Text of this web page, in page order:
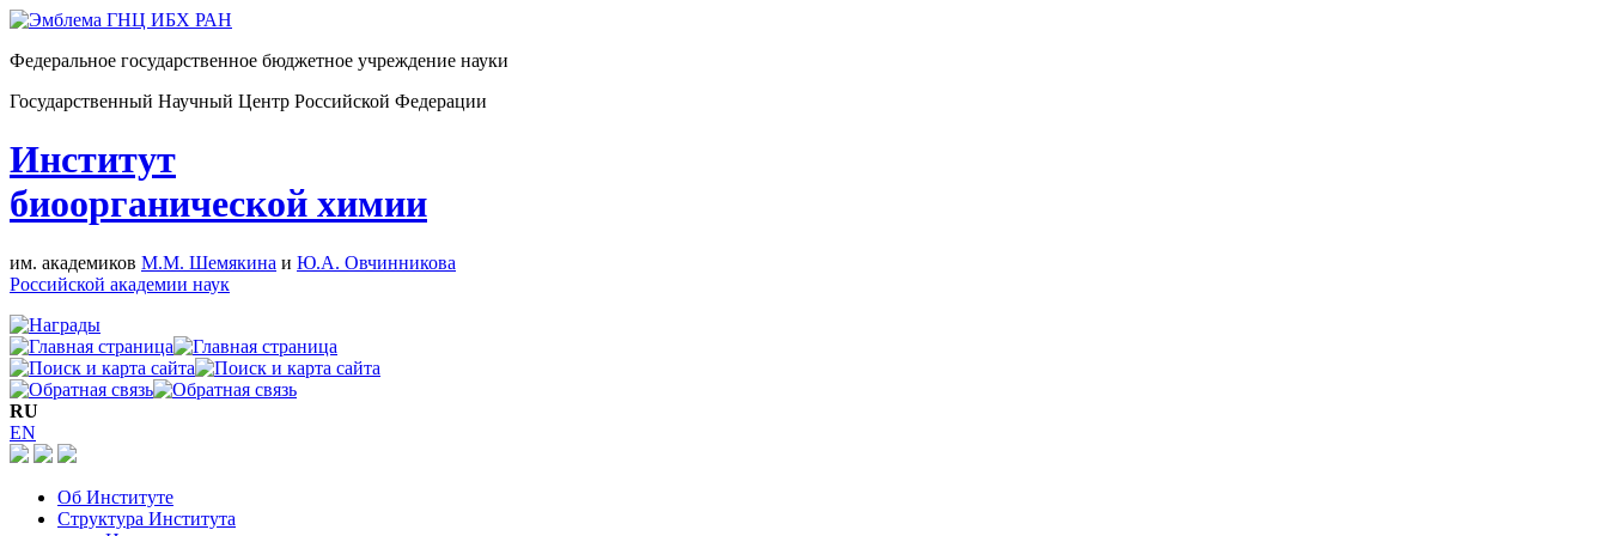
Федеральное государственное бюджетное учреждение науки
Государственный Научный Центр Российской Федерации
Институт
биоорганической химии
им. академиков М.М. Шемякина и Ю.А. Овчинникова
Российской академии наук
RU
EN
Об Институте
Структура Института